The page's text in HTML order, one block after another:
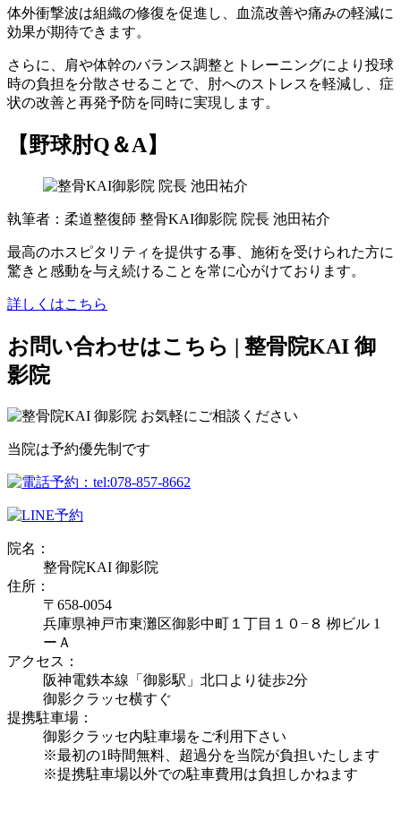
体外衝撃波は組織の修復を促進し、血流改善や痛みの軽減に
効果が期待できます。
さらに、肩や体幹のバランス調整とトレーニングにより投球
時の負担を分散させることで、肘へのストレスを軽減し、症
状の改善と再発予防を同時に実現します。
【野球肘Q＆A】
執筆者：柔道整復師 整骨KAI御影院 院長 池田祐介
最高のホスピタリティを提供する事、施術を受けられた方に
驚きと感動を与え続けることを常に心がけております。
詳しくはこちら
お問い合わせはこちら | 整骨院KAI 御
影院
当院は予約優先制です
院名：
整骨院KAI 御影院
住所：
〒658-0054
兵庫県神戸市東灘区御影中町１丁目１０−８ 栁ビル 1
ーＡ
アクセス：
阪神電鉄本線「御影駅」北口より徒歩2分
御影クラッセ横すぐ
提携駐車場：
御影クラッセ内駐車場をご利用下さい
※最初の1時間無料、超過分を当院が負担いたします
※提携駐車場以外での駐車費用は負担しかねます